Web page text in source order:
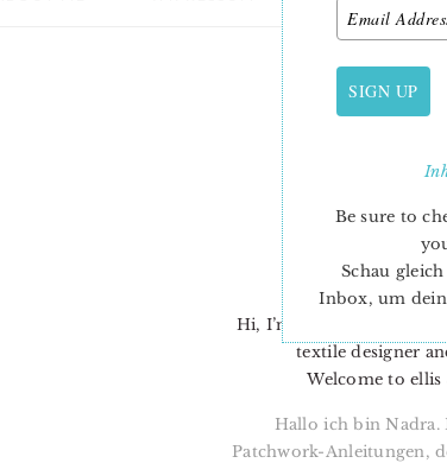
PRIMARY
SIDEBAR
Hi, I’m Nadra. I’m a quilt
textile designer
Welcome to ellis
Hallo ich bin Nadra.
Patchwork-Anleitungen,
SIGN UP
Be sure to
Schau
Inbox, um